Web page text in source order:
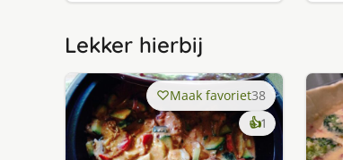
Lekker hierbij
Maak favoriet38
👍1keer
lekker
gevonden